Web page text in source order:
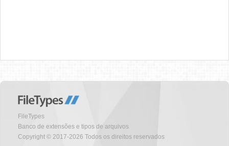
FileTypes
Banco de extensões e tipos de arquivos
Copyright © 2017-2026 Todos os direitos reservados